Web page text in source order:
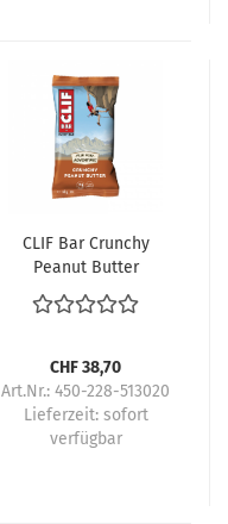
CLIF Bar Crunchy
Peanut Butter
CHF 38,70
Art.Nr.: 450-228-513020
Lieferzeit: sofort
verfügbar